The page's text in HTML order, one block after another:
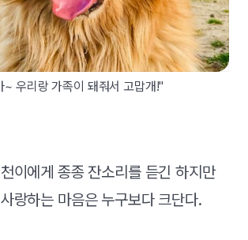
~ 우리랑 가족이 돼줘서 고맙개!"
이에게 종종 잔소리를 듣긴 하지만
랑하는 마음은 누구보다 크단다.